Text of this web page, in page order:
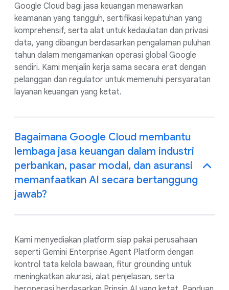
Google Cloud bagi jasa keuangan menawarkan
keamanan yang tangguh, sertifikasi kepatuhan yang
komprehensif, serta alat untuk kedaulatan dan privasi
data, yang dibangun berdasarkan pengalaman puluhan
tahun dalam mengamankan operasi global Google
sendiri. Kami menjalin kerja sama secara erat dengan
pelanggan dan regulator untuk memenuhi persyaratan
layanan keuangan yang ketat.
Bagaimana Google Cloud membantu
lembaga jasa keuangan dalam industri
perbankan, pasar modal, dan asuransi
memanfaatkan AI secara bertanggung
jawab?
Kami menyediakan platform siap pakai perusahaan
seperti Gemini Enterprise Agent Platform dengan
kontrol tata kelola bawaan, fitur grounding untuk
meningkatkan akurasi, alat penjelasan, serta